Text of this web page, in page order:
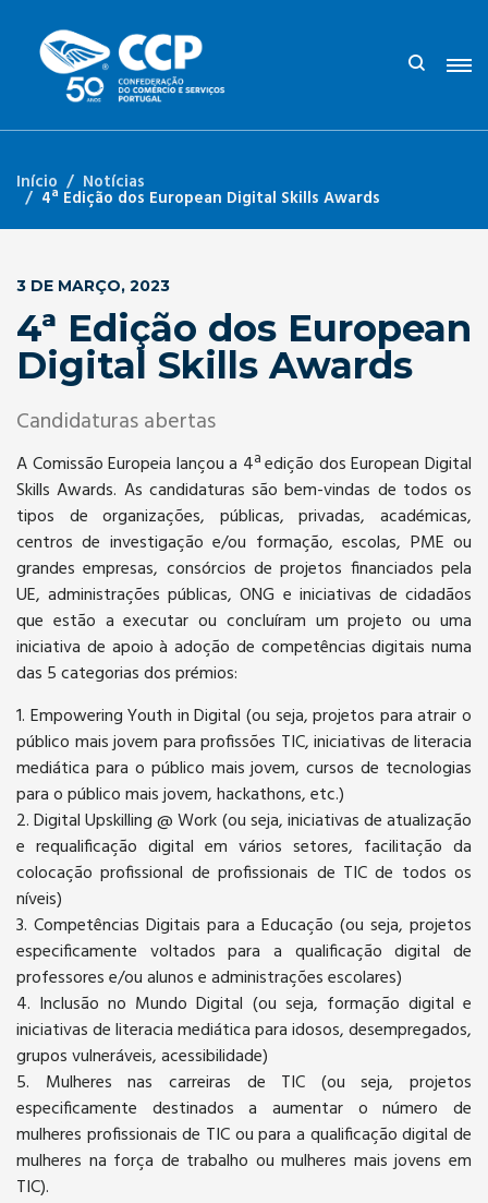
Início Notícias
4ª Edição dos European Digital Skills Awards
3 DE MARÇO, 2023
4ª Edição dos European
Digital Skills Awards
Candidaturas abertas
A Comissão Europeia lançou a 4ª edição dos European Digital
Skills Awards. As candidaturas são bem-vindas de todos os
tipos de organizações, públicas, privadas, académicas,
centros de investigação e/ou formação, escolas, PME ou
grandes empresas, consórcios de projetos financiados pela
UE, administrações públicas, ONG e iniciativas de cidadãos
que estão a executar ou concluíram um projeto ou uma
iniciativa de apoio à adoção de competências digitais numa
das 5 categorias dos prémios:
1. Empowering Youth in Digital (ou seja, projetos para atrair o
público mais jovem para profissões TIC, iniciativas de literacia
mediática para o público mais jovem, cursos de tecnologias
para o público mais jovem, hackathons, etc.)
2. Digital Upskilling @ Work (ou seja, iniciativas de atualização
e requalificação digital em vários setores, facilitação da
colocação profissional de profissionais de TIC de todos os
níveis)
3. Competências Digitais para a Educação (ou seja, projetos
especificamente voltados para a qualificação digital de
professores e/ou alunos e administrações escolares)
4. Inclusão no Mundo Digital (ou seja, formação digital e
iniciativas de literacia mediática para idosos, desempregados,
grupos vulneráveis, acessibilidade)
5. Mulheres nas carreiras de TIC (ou seja, projetos
especificamente destinados a aumentar o número de
mulheres profissionais de TIC ou para a qualificação digital de
mulheres na força de trabalho ou mulheres mais jovens em
TIC).